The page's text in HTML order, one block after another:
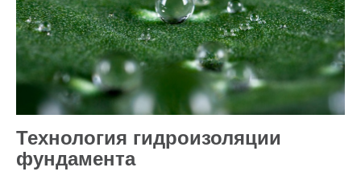
Технология гидроизоляции
фундамента